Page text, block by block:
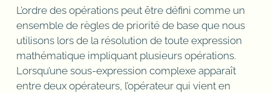
L’ordre des opérations peut être défini comme un
ensemble de règles de priorité de base que nous
utilisons lors de la résolution de toute expression
mathématique impliquant plusieurs opérations.
Lorsqu’une sous-expression complexe apparaît
entre deux opérateurs, l’opérateur qui vient en